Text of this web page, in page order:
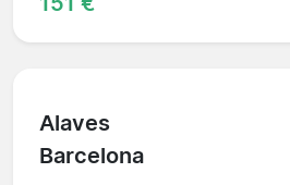
Alaves
Barcelona